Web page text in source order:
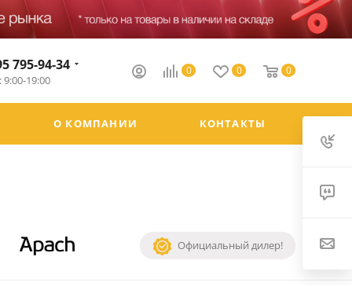
0 0 0
795-94-34
19:00
О КОМПАНИИ КОНТАКТЫ
Официальный дилер!